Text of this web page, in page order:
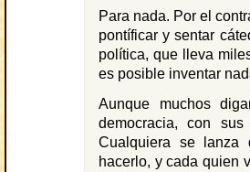
Para nada. Por el
pontíficar y sentar
política, que lleva
es posible inventar
Aunque muchos
democracia, con
Cualquiera se lanza
hacerlo, y cada quien